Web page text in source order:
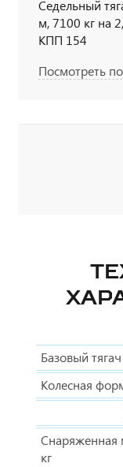
Седельный
м, 7100 кг на
КПП 154
Посмотреть
Базовый тягач
Колесная
Снаряженная
кг